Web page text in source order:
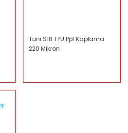
Tuni S18 TPU Ppf Kaplama
220 Mikron